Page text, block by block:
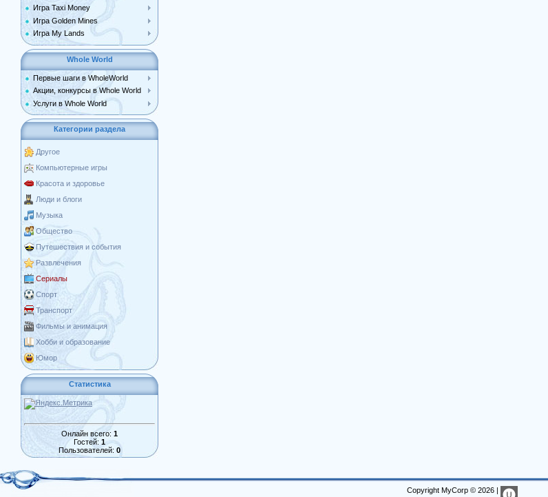
Игра Taxi Money
Игра Golden Mines
Игра My Lands
Whole World
Первые шаги в WholeWorld
Акции, конкурсы в Whole World
Услуги в Whole World
Категории раздела
Другое
Компьютерные игры
Красота и здоровье
Люди и блоги
Музыка
Общество
Путешествия и события
Развлечения
Сериалы
Спорт
Транспорт
Фильмы и анимация
Хобби и образование
Юмор
Статистика
Онлайн всего: 1
Гостей: 1
Пользователей: 0
Copyright MyCorp © 2026 |